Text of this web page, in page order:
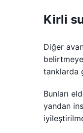
Kirli
Diğer
tanklarda
Bunları
yandan